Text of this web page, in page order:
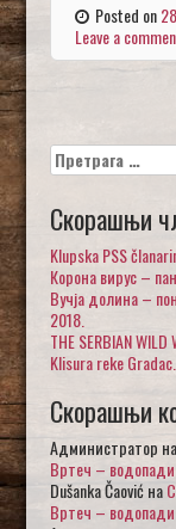
Posted on
Leave a
Претрага
за:
Скорашњи
Klupska PSS
Корона вирус –
Вучја долина –
2018.
THE SERBIAN
Klisura reke
Скорашњи
Администратор на
Вртеч –
Dušanka Čaovićна
Вртеч –